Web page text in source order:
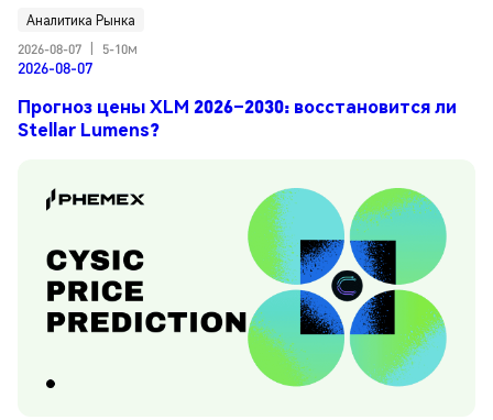
Аналитика Рынка
2026-08-07
5-10м
2026-08-07
Прогноз цены XLM 2026–2030: восстановится ли
Stellar Lumens?